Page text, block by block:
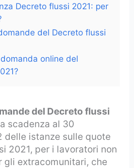
Decreto flussi 2021: per
del Decreto flussi
online del
del Decreto flussi
scadenza al 30
delle istanze sulle quote
2021, per i lavoratori non
gli extracomunitari, che